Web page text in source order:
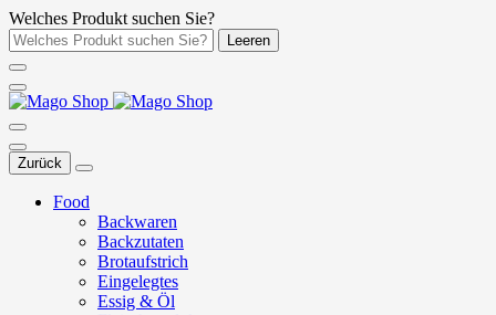
Welches Produkt suchen Sie?
Leeren
Zurück
Food
Backwaren
Backzutaten
Brotaufstrich
Eingelegtes
Essig & Öl